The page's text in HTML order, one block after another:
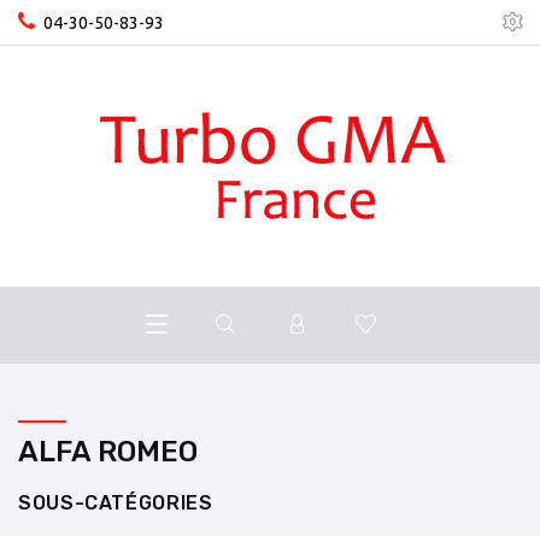
04-30-50-83-93
ALFA ROMEO
SOUS-CATÉGORIES